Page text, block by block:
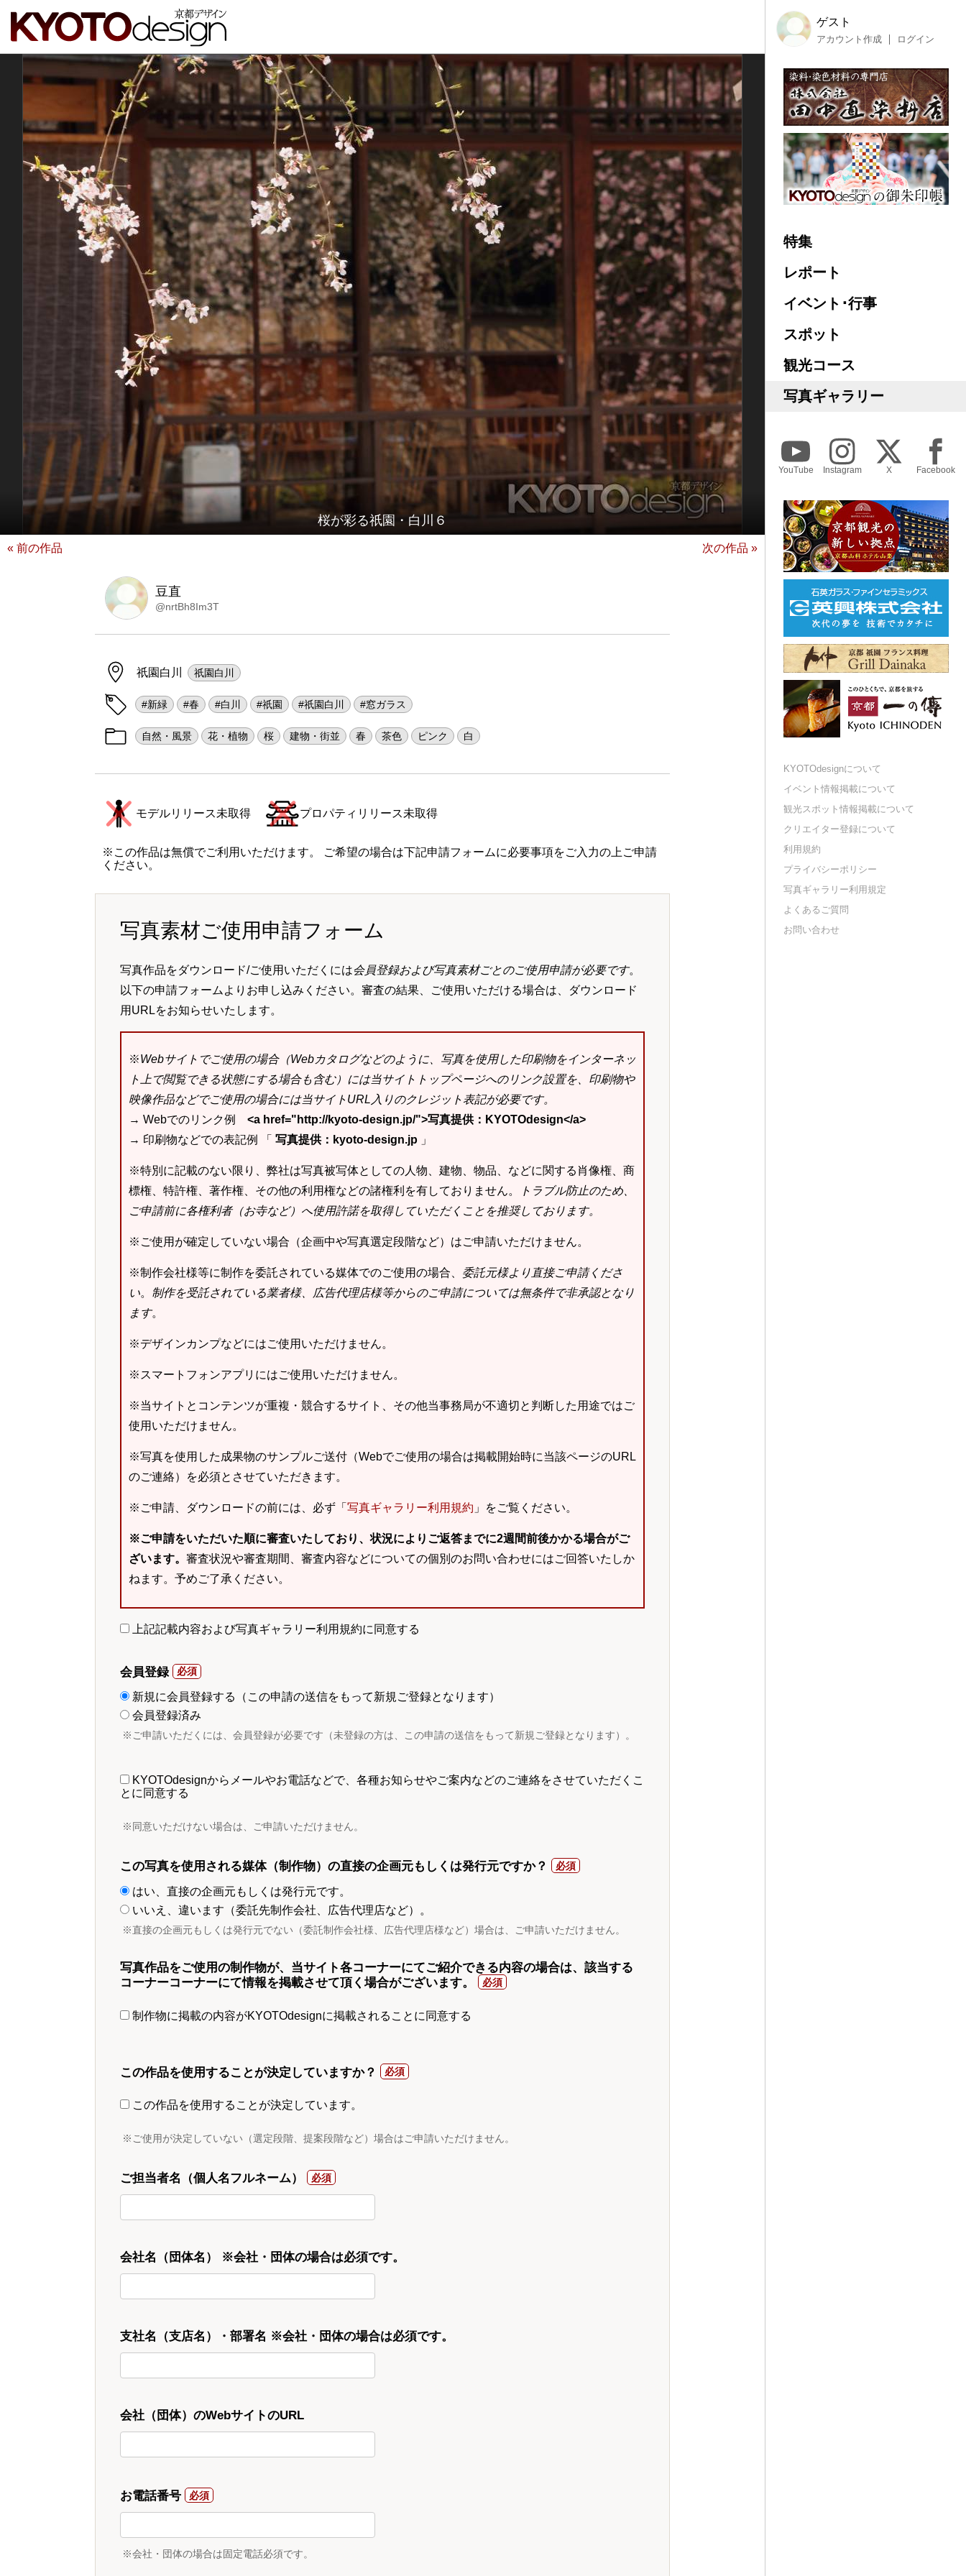
桜が彩る祇園・白川６
« 前の作品 次の作品 »
豆直
@nrtBh8Im3T
祇園白川 祇園白川
#新緑 #春 #白川 #祇園 #祇園白川 #窓ガラス
自然・風景 花・植物 桜 建物・街並 春 茶色 ピンク 白
モデルリリース未取得 プロパティリリース未取得
※この作品は無償でご利用いただけます。 ご希望の場合は下記申請フォームに必要事項をご入力の上ご申請
ください。
写真素材ご使用申請フォーム
写真作品をダウンロード/ご使用いただくには会員登録および写真素材ごとのご使用申請が必要です。
以下の申請フォームよりお申し込みください。審査の結果、ご使用いただける場合は、ダウンロード
用URLをお知らせいたします。
※Webサイトでご使用の場合（Webカタログなどのように、写真を使用した印刷物をインターネッ
ト上で閲覧できる状態にする場合も含む）には当サイトトップページへのリンク設置を、印刷物や
映像作品などでご使用の場合には当サイトURL入りのクレジット表記が必要です。
→ Webでのリンク例 <a href="http://kyoto-design.jp/">写真提供：KYOTOdesign</a>
→ 印刷物などでの表記例 「 写真提供：kyoto-design.jp 」
※特別に記載のない限り、弊社は写真被写体としての人物、建物、物品、などに関する肖像権、商
標権、特許権、著作権、その他の利用権などの諸権利を有しておりません。
トラブル防止のため、
ご申請前に各権利者（お寺など）へ使用許諾を取得していただくことを推奨しております。
※ご使用が確定していない場合（企画中や写真選定段階など）はご申請いただけません。
※制作会社様等に制作を委託されている媒体でのご使用の場合、 委託元様より直接ご申請くださ
い。 制作を受託されている業者様、広告代理店様等からのご申請については無条件で非承認となり
ます。
※デザインカンプなどにはご使用いただけません。
※スマートフォンアプリにはご使用いただけません。
※当サイトとコンテンツが重複・競合するサイト、その他当事務局が不適切と判断した用途ではご
使用いただけません。
※写真を使用した成果物のサンプルご送付（Webでご使用の場合は掲載開始時に当該ページのURL
のご連絡）を必須とさせていただきます。
※ご申請、ダウンロードの前には、必ず「 写真ギャラリー利用規約 」をご覧ください。
※ご申請をいただいた順に審査いたしており、状況によりご返答までに2週間前後かかる場合がご
ざいます。 審査状況や審査期間、審査内容などについての個別のお問い合わせにはご回答いたしか
ねます。予めご了承ください。
上記記載内容および写真ギャラリー利用規約に同意する
会員登録
新規に会員登録する（この申請の送信をもって新規ご登録となります）
会員登録済み
※ご申請いただくには、会員登録が必要です（未登録の方は、この申請の送信をもって新規ご登録となります）。
KYOTOdesignからメールやお電話などで、各種お知らせやご案内などのご連絡をさせていただくこ
とに同意する
※同意いただけない場合は、ご申請いただけません。
この写真を使用される媒体（制作物）の直接の企画元もしくは発行元ですか？
はい、直接の企画元もしくは発行元です。
いいえ、違います（委託先制作会社、広告代理店など）。
※直接の企画元もしくは発行元でない（委託制作会社様、広告代理店様など）場合は、ご申請いただけません。
写真作品をご使用の制作物が、当サイト各コーナーにてご紹介できる内容の場合は、該当する
コーナーコーナーにて情報を掲載させて頂く場合がございます。
制作物に掲載の内容がKYOTOdesignに掲載されることに同意する
この作品を使用することが決定していますか？
この作品を使用することが決定しています。
※ご使用が決定していない（選定段階、提案段階など）場合はご申請いただけません。
ご担当者名（個人名フルネーム）
会社名（団体名） ※会社・団体の場合は必須です。
支社名（支店名）・部署名 ※会社・団体の場合は必須です。
会社（団体）のWebサイトのURL
お電話番号
※会社・団体の場合は固定電話必須です。
ゲスト
アカウント作成 ログイン
特集
レポート
イベント･行事
スポット
観光コース
写真ギャラリー
YouTube Instagram X Facebook
KYOTOdesignについて
イベント情報掲載について
観光スポット情報掲載について
クリエイター登録について
利用規約
プライバシーポリシー
写真ギャラリー利用規定
よくあるご質問
お問い合わせ